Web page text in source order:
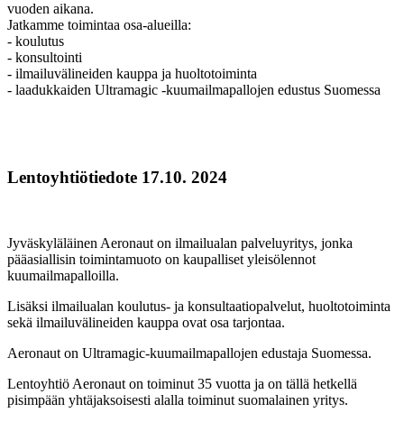
vuoden aikana.
Jatkamme toimintaa osa-alueilla:
- koulutus
- konsultointi
- ilmailuvälineiden kauppa ja huoltotoiminta
- laadukkaiden Ultramagic -kuumailmapallojen edustus Suomessa
Lentoyhtiötiedote 17.10. 2024
Jyväskyläläinen Aeronaut on ilmailualan palveluyritys, jonka
pääasiallisin toimintamuoto on kaupalliset yleisölennot
kuumailmapalloilla.
Lisäksi ilmailualan koulutus- ja konsultaatiopalvelut, huoltotoiminta
sekä ilmailuvälineiden kauppa ovat osa tarjontaa.
Aeronaut on Ultramagic-kuumailmapallojen edustaja Suomessa.
Lentoyhtiö Aeronaut on toiminut 35 vuotta ja on tällä hetkellä
pisimpään yhtäjaksoisesti alalla toiminut suomalainen yritys.